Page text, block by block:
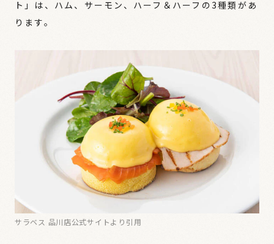
ト」は、ハム、サーモン、ハーフ＆ハーフの3種類があ
ります。
サラベス 品川店公式サイトより引用